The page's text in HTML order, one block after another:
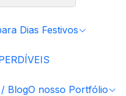
Dias Festivos
BlogO nosso Portfólio